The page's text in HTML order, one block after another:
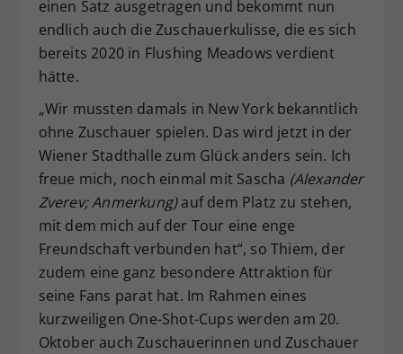
einen Satz ausgetragen und bekommt nun
endlich auch die Zuschauerkulisse, die es sich
bereits 2020 in Flushing Meadows verdient
hätte.
„Wir mussten damals in New York bekanntlich
ohne Zuschauer spielen. Das wird jetzt in der
Wiener Stadthalle zum Glück anders sein. Ich
freue mich, noch einmal mit Sascha (Alexander
Zverev; Anmerkung)auf dem Platz zu stehen,
mit dem mich auf der Tour eine enge
Freundschaft verbunden hat“, so Thiem, der
zudem eine ganz besondere Attraktion für
seine Fans parat hat. Im Rahmen eines
kurzweiligen One-Shot-Cups werden am 20.
Oktober auch Zuschauerinnen und Zuschauer